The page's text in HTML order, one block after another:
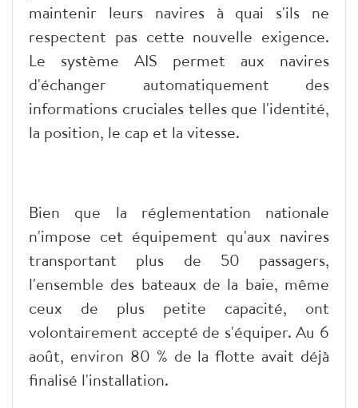
maintenir leurs navires à quai s'ils ne
respectent pas cette nouvelle exigence.
Le système AIS permet aux navires
d'échanger automatiquement des
informations cruciales telles que l'identité,
la position, le cap et la vitesse.
Bien que la réglementation nationale
n'impose cet équipement qu'aux navires
transportant plus de 50 passagers,
l'ensemble des bateaux de la baie, même
ceux de plus petite capacité, ont
volontairement accepté de s'équiper. Au 6
août, environ 80 % de la flotte avait déjà
finalisé l'installation.